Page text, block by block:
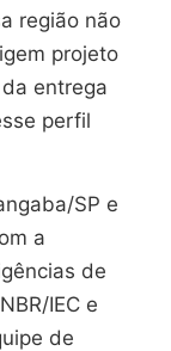
região não
projeto
entrega
perfil
SP e
a
de
IEC e
de